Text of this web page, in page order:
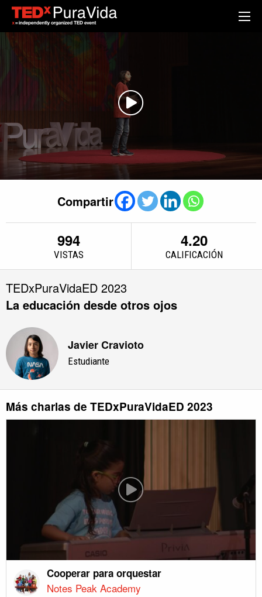
Compartir
994
VISTAS
4.20
CALIFICACIÓN
TEDxPuraVidaED 2023
La educación desde otros ojos
Javier Cravioto
Estudiante
Más charlas de TEDxPuraVidaED 2023
Cooperar para orquestar
Notes Peak Academy